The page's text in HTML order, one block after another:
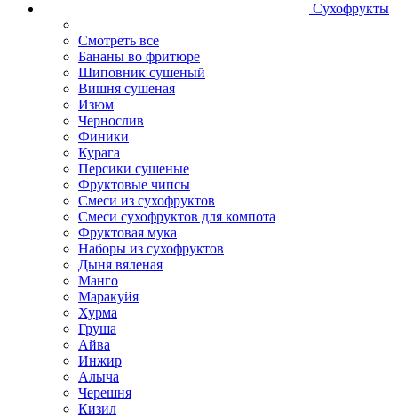
Сухофрукты
Смотреть все
Бананы во фритюре
Шиповник сушеный
Вишня сушеная
Изюм
Чернослив
Финики
Курага
Персики сушеные
Фруктовые чипсы
Смеси из сухофруктов
Смеси сухофруктов для компота
Фруктовая мука
Наборы из сухофруктов
Дыня вяленая
Манго
Маракуйя
Хурма
Груша
Айва
Инжир
Алыча
Черешня
Кизил